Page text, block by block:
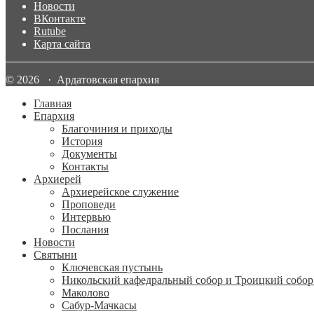
Новости
ВКонтакте
Rutube
Карта сайта
© 2026 · Ардатовская епархия
Главная
Епархия
Благочиния и приходы
История
Документы
Контакты
Архиерей
Архиерейское служение
Проповеди
Интервью
Послания
Новости
Святыни
Ключевская пустынь
Никольский кафедральный собор и Троицкий собор
Маколово
Сабур-Мачкасы